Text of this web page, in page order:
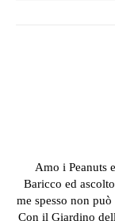
Amo i Peanuts
Baricco ed
me spesso non
Con il Giardino